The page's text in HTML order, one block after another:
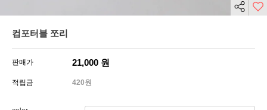
컴포터블 쪼리
판매가 21,000 원
적립금 420원